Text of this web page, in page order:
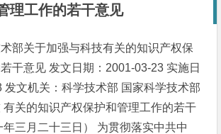
理工作的若干意见
部关于加强与科技有关的知识产权保
干意见 发文日期：2001-03-23 实施日
发文机关：科学技术部 国家科学技术部
有关的知识产权保护和管理工作的若干
三月二十三日） 为贯彻落实中共中